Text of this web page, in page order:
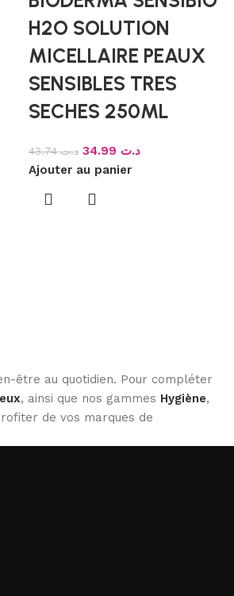
H2O SOLUTION
MICELLAIRE PEAUX
SENSIBLES TRES
SECHES 250ML
د.ت43.74 د.ت
Ajouter au panier
être au quotidien. Pour compléter
, ainsi que nos gammes Hygiène,
de vos marques de